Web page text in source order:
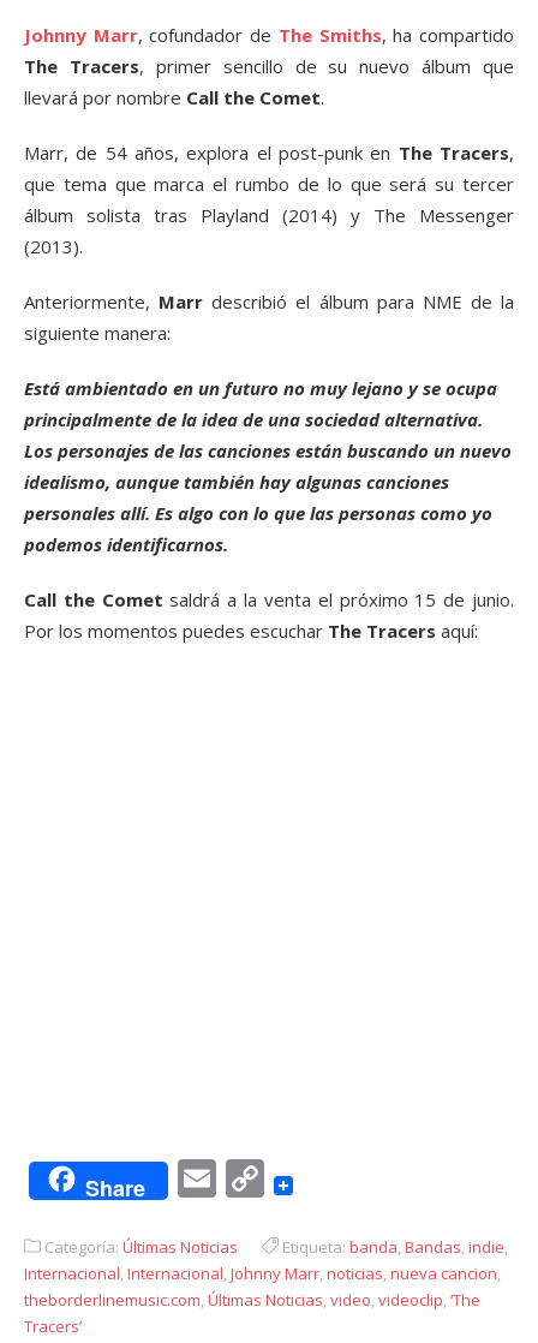
Johnny Marr, cofundador de The Smiths, ha compartido
The Tracers, primer sencillo de su nuevo álbum que
llevará por nombre Call the Comet.
Marr, de 54 años, explora el post-punk en The Tracers,
que tema que marca el rumbo de lo que será su tercer
álbum solista tras Playland (2014) y The Messenger
(2013).
Anteriormente, Marrdescribió el álbum para NME de la
siguiente manera:
Está ambientado en un futuro no muy lejano y se ocupa
principalmente de la idea de una sociedad alternativa.
Los personajes de las canciones están buscando un nuevo
idealismo, aunque también hay algunas canciones
personales allí. Es algo con lo que las personas como yo
podemos identificarnos.
Call the Comet saldrá a la venta el próximo 15 de junio.
Por los momentos puedes escuchar The Tracers aquí:
Share EmailCopy
Categoría: Últimas Noticias Etiqueta: banda,Bandas,indie,
Internacional,Internacional,Johnny Marr,noticias,nueva cancion,
theborderlinemusic.com,Últimas Noticias,video,videoclip,‘The
Tracers’